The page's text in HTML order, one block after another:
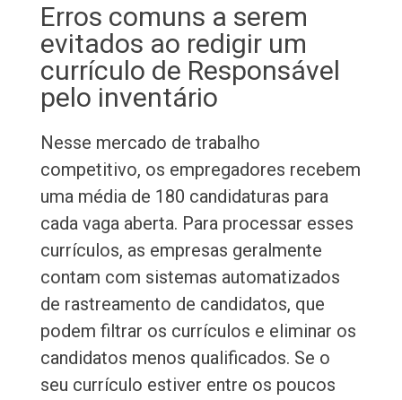
Erros comuns a serem
evitados ao redigir um
currículo de Responsável
pelo inventário
Nesse mercado de trabalho
competitivo, os empregadores recebem
uma média de 180 candidaturas para
cada vaga aberta. Para processar esses
currículos, as empresas geralmente
contam com sistemas automatizados
de rastreamento de candidatos, que
podem filtrar os currículos e eliminar os
candidatos menos qualificados. Se o
seu currículo estiver entre os poucos